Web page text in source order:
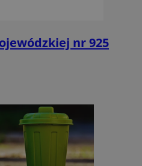
nr 925